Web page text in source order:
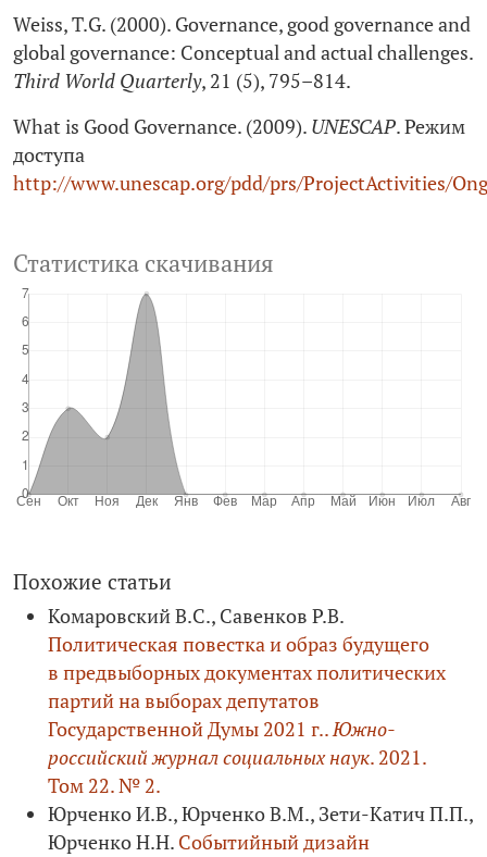
Weiss, T.G. (2000). Governance, good governance and
global governance: Conceptual and actual challenges.
Third World Quarterly, 21 (5), 795–814.
What is Good Governance. (2009). UNESCAP. Режим
доступа
http://www.unescap.org/pdd/prs/ProjectActivities/
Статистика скачивания
Похожие статьи
Комаровский В.С., Савенков Р.В.
Политическая повестка и образ будущего
в предвыборных документах политических
партий на выборах депутатов
Государственной Думы 2021 г..Южно-
российский журнал социальных наук. 2021.
Том 22. № 2.
Юрченко И.В., Юрченко В.М., Зети-­Катич П.П.,
Юрченко Н.Н. Событийный дизайн